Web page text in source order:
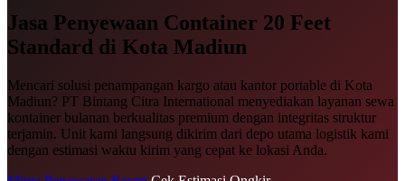
Jasa Penyewaan Container 20 Feet
Standard di Kota Madiun
Mencari solusi penampangan kargo atau kantor portable di Kota
Madiun? PT Bintang Citra International menyediakan layanan sewa
kontainer bulanan berkualitas premium dengan integritas struktur
terjamin. Unit kami langsung dikirim dari depo utama logistik kami
dengan estimasi waktu kirim yang cepat ke lokasi Anda.